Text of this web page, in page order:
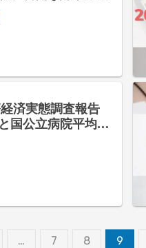
済実態調査報告
国公立病院平均年
… 7 8 9